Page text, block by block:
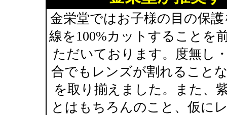
金栄堂ではお子様の目の保
線を100%カットすることを
ただいております。度無し
合でもレンズが割れること
を取り揃えました。また、
とはもちろんのこと、仮に